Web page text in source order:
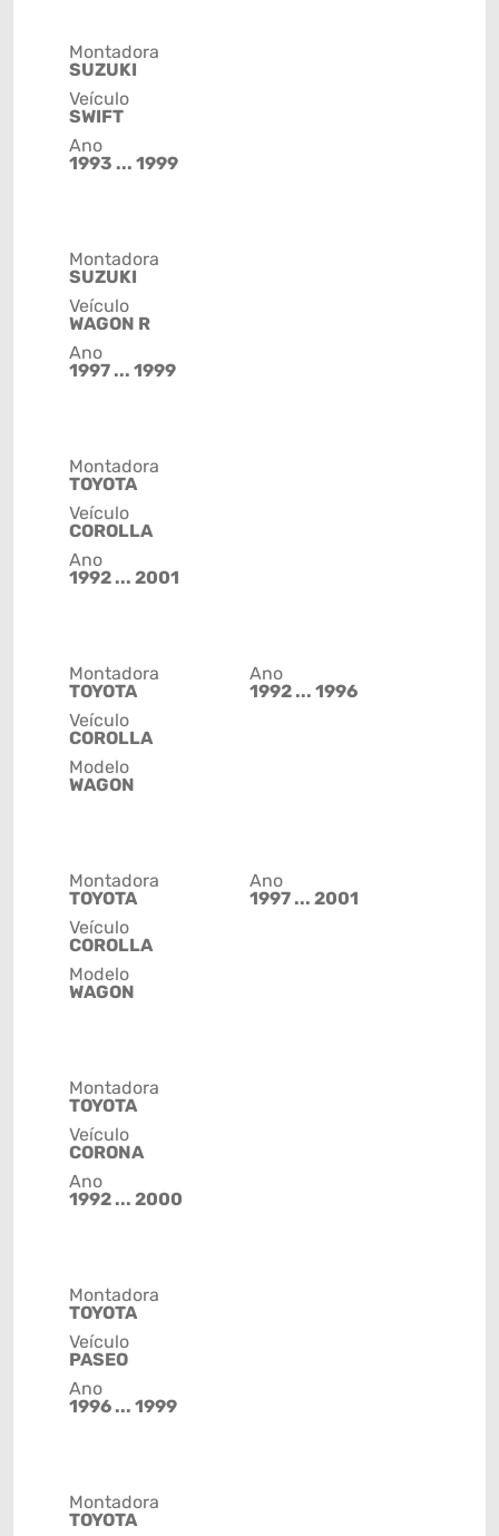
Montadora
SUZUKI
Veículo
SWIFT
Ano
1993 ... 1999
Montadora
SUZUKI
Veículo
WAGON R
Ano
1997 ... 1999
Montadora
TOYOTA
Veículo
COROLLA
Ano
1992 ... 2001
Montadora
TOYOTA
Veículo
COROLLA
Modelo
WAGON
Ano
1992 ... 1996
Montadora
TOYOTA
Veículo
COROLLA
Modelo
WAGON
Ano
1997 ... 2001
Montadora
TOYOTA
Veículo
CORONA
Ano
1992 ... 2000
Montadora
TOYOTA
Veículo
PASEO
Ano
1996 ... 1999
Montadora
TOYOTA